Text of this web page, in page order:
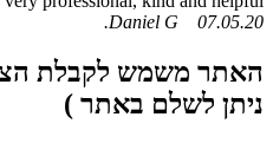
07.05.20 Daniel G.
האתר משמש לקבלת
ניתן לשלם באתר )